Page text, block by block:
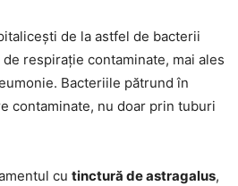
de la astfel de bacterii
respirație contaminate, mai ales
Bacteriile pătrund în
contaminate, nu doar prin tuburi
cu tinctură de astragalus,